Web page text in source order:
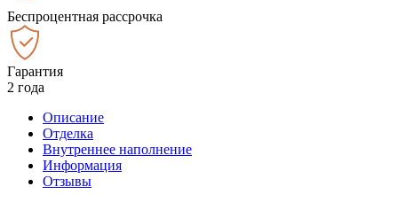
Беспроцентная рассрочка
Гарантия
2 года
Описание
Отделка
Внутреннее наполнение
Информация
Отзывы